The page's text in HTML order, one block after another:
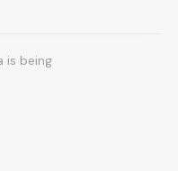
is being